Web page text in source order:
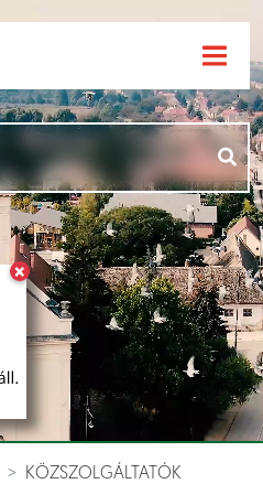
×
KÖZSZOLGÁLTATÓK